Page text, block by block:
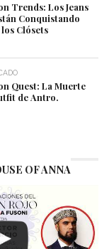
Trends: Los Jeans
Conquistando
Clósets
Quest: La Muerte
de Antro.
OF ANNA